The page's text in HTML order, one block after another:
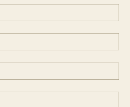
ai
l
t za
m
g